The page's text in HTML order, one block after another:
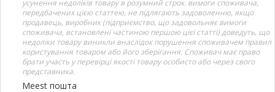
усунення недоліків товару в розумний строк. вимоги споживача,
передбачених цією статтею, не підлягають задоволенню, якщо
продавець, виробник (підприємство, що задовольняє вимоги
споживача, встановлені частиною першою цієї статті) доведуть, що
недоліки товару виникли внаслідок порушення споживачем правил
користування товаром або його зберігання. Споживач має право
брати участь у перевірці якості товару особисто або через свого
представника.
Meest пошта